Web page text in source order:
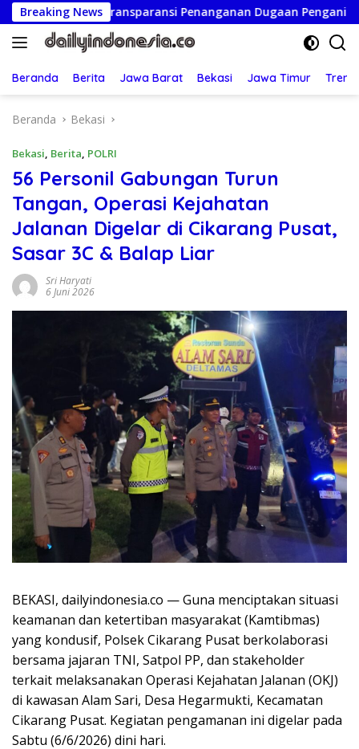
Langsung
ke
konten
Breaking NewsPenanganan Dugaan Penganiayaan
Beranda Berita Jawa Barat Bekasi Jawa Timur
Beranda Bekasi
Bekasi, Berita, POLRI
56 Personil Gabungan Turun
Tangan, Operasi Kejahatan
Jalanan Digelar di Cikarang Pusat,
Sasar 3C & Balap Liar
Sri Haryati
6 Juni 2026
BEKASI, dailyindonesia.co — Guna menciptakan situasi
keamanan dan ketertiban masyarakat (Kamtibmas)
yang kondusif, Polsek Cikarang Pusat berkolaborasi
bersama jajaran TNI, Satpol PP, dan stakeholder
terkait melaksanakan Operasi Kejahatan Jalanan (OKJ)
di kawasan Alam Sari, Desa Hegarmukti, Kecamatan
Cikarang Pusat. Kegiatan pengamanan ini digelar pada
Sabtu (6/6/2026) dini hari.